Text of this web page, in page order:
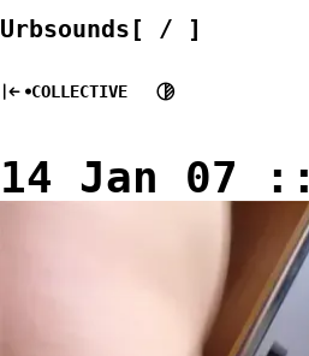
to
Urbsounds[ / ]
COLLECTIVE
14 Jan 07 ::